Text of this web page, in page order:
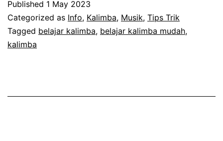
Kalimba
dan
Published 1 May 2023
Categorized as Info, Kalimba, Musik, Tips Trik
Tagged belajar kalimba, belajar kalimba mudah,
kalimba